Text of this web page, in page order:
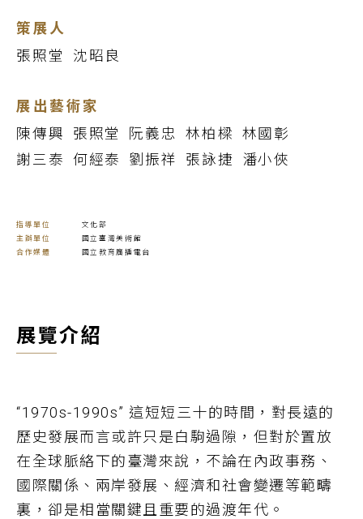
策展人
張照堂
沈昭良
展出藝術家
陳傳興
張照堂 阮義忠 林柏樑
林國彰
謝三泰
何經泰 劉振祥 張詠捷 潘小俠
指導單位
文化部
主辦單位
國立臺灣美術館
合作媒體
國立教育廣播電台
展覽介紹
“1970s-1990s” 這短短三十的時間，對長遠的
歷史發展而言或許只是白駒過隙，但對於置放
在全球脈絡下的臺灣來說，不論在內政事務、
國際關係、兩岸發展、經濟和社會變遷等範疇
裏，卻是相當關鍵且重要的過渡年代。